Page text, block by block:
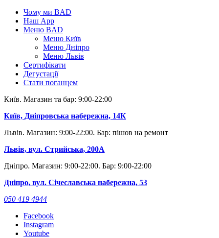
Skip
content
Чому ми BAD
Наш App
Меню BAD
Меню Київ
Меню Дніпро
Меню Львів
Сертифікати
Дегустації
Стати поганцем
Київ. Магазин та бар: 9:00-22:00
Київ, Дніпровська набережна, 14К
Львів. Магазин: 9:00-22:00. Бар: пішов на ремонт
Львів, вул. Стрийська, 200А
Дніпро. Магазин: 9:00-22:00. Бар: 9:00-22:00
Дніпро, вул. Січеславська набережна, 53
050 419 4944
Facebook
Instagram
Youtube